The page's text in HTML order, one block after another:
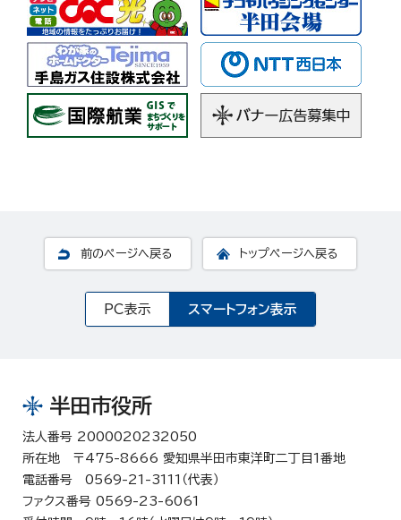
前のページへ戻る トップページへ戻る
PC表示 スマートフォン表示
半田市役所
法人番号 2000020232050
所在地 〒475-8666 愛知県半田市東洋町二丁目1番地
電話番号 0569-21-3111（代表）
ファクス番号 0569-23-6061